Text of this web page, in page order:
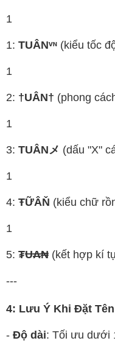
1
1: TUÂNᵛᶰ (kiểu tốc
1
2: †UÂN† (phong
1
3: TUÂNメ (dấu "X"
1
4: ŦỮÂŇ (kiểu chữ
1
5: ₮Ʉ₳₦ (kết hợp kí
---
4: Lưu Ý Khi Đặt
- Độ dài: Tối ưu dưới